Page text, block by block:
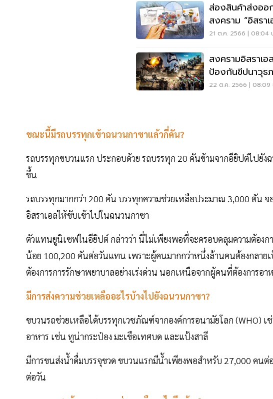
ส่องสินค้าส่งอ
สงคราม “อิสรา
มั่นคงอาหาร
21 ต.ค. 2566 | 08:04
สงครามอิสราเอ
ป้องกันขีปนาวุธ
หรือบานปลาย ?
22 ต.ค. 2566 | 08:09
ขณะนี้มีรถบรรทุกเข้าฉนวนกาซาแล้วกี่คัน?
รถบรรทุกขบวนแรก ประกอบด้วย รถบรรทุก 20 คันข้ามจากอียิปต์ไปยัง
ขึ้น
รถบรรทุกมากกว่า 200 คัน บรรทุกความช่วยเหลือประมาณ 3,000 ตัน
อิสราเอลให้ขับเข้าไปในฉนวนกาซา
ตัวแทนยูนิเซฟในอียิปต์ กล่าวว่า นี่ไม่เพียงพอที่จะครอบคลุมความต้องก
น้อย 100,200 คันต่อวันแทน เพราะผู้คนมากกว่าหนึ่งล้านคนต้องกลา
ต้องการการรักษาพยาบาลอย่างเร่งด่วน นอกเหนือจากผู้คนที่ต้องการอ
มีการส่งความช่วยเหลืออะไรบ้างไปยังฉนวนกาซา?
ขบวนรถช่วยเหลือได้บรรทุกเวชภัณฑ์จากองค์การอนามัยโลก (WHO)
อาหาร เช่น ทูน่ากระป๋อง มะเขือเทศบด และแป้งสาลี
มีการขนส่งน้ำดื่มบรรจุขวด ขบวนแรกมีน้ำเพียงพอสำหรับ 27,000 คน
ต่อวัน